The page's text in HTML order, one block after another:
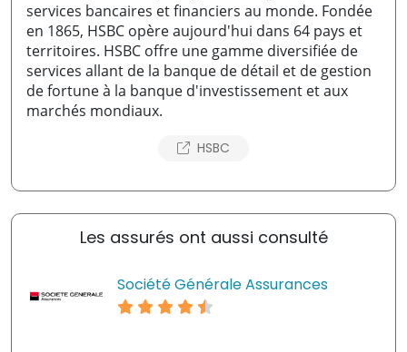
services bancaires et financiers au monde. Fondée
en 1865, HSBC opère aujourd'hui dans 64 pays et
territoires. HSBC offre une gamme diversifiée de
services allant de la banque de détail et de gestion
de fortune à la banque d'investissement et aux
marchés mondiaux.
HSBC
Les assurés ont aussi consulté
Société Générale Assurances